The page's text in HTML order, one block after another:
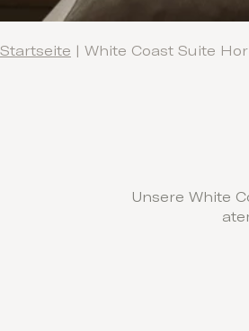
Startseite White Coast Suite
Unsere White